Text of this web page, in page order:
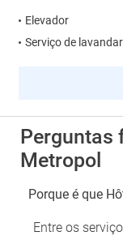
Elevador
Serviço de
Perguntas
Metropol
Porque é que
Entre os